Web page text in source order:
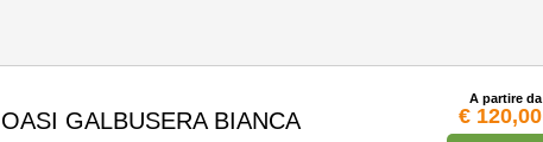
A partire da
€ 120,00
OASI GALBUSERA BIANCA